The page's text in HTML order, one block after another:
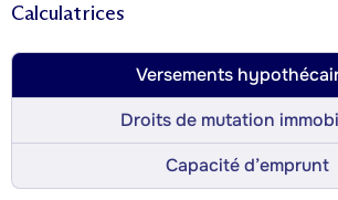
Calculatrices
Versements
Droits de mutation
Capacité d’emprunt